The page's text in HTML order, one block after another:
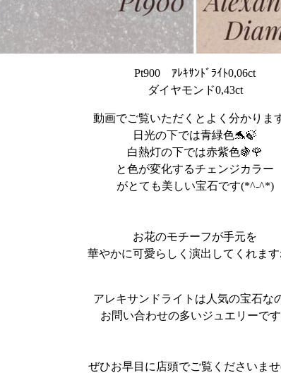
Pt900 ｱﾚｷｻﾝﾄﾞﾗｲﾄ0,06ct
ダイヤモンド0,43ct
動画でご覧いただくとよく分かりま
日光の下では青緑色🐬🍃
白熱灯の下では赤紫色🍇🌹
と色が変化するチェンジカラー
がとても美しい宝石です(*^-^*)
お花のモチーフが手元を
華やかに可愛らしく演出してくれます
アレキサンドライトは人気の宝石な
お問い合わせの多いジュエリーです
ぜひお早目に店頭でご覧くださいま